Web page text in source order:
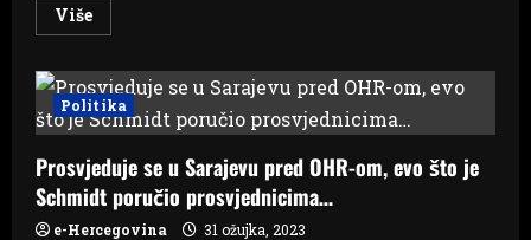
VišeRead
more
studenti
iz
Ljubuškog
dobivaju
potpore,
objavljeni
rezultati
natječaja
Politika
Prosvjeduje se u Sarajevu pred OHR-om, evo što je
Schmidt poručio prosvjednicima…
e-Hercegovina 31 ožujka, 2023